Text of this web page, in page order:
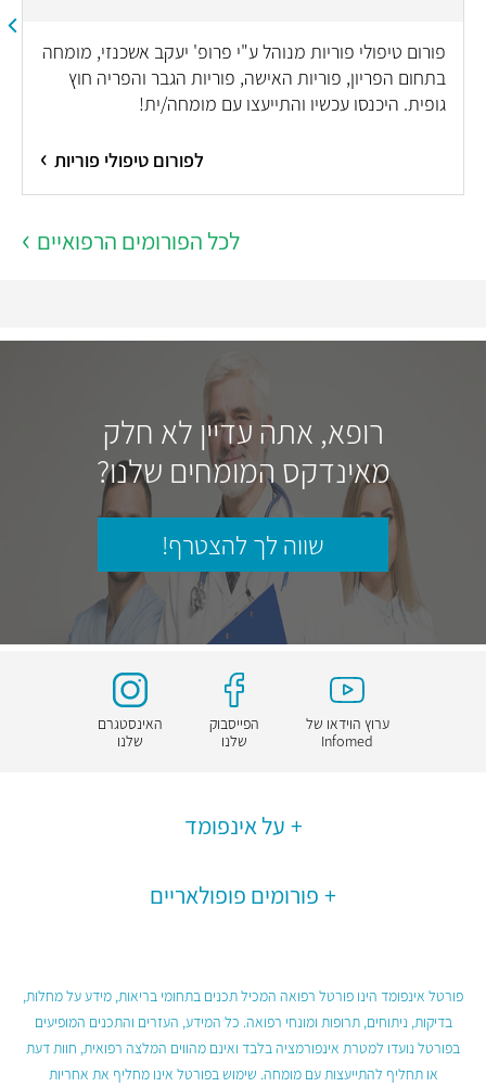
פורום טיפולי פוריות מנוהל ע"י פרופ' יעקב אשכנזי, מומחה
בתחום הפריון, פוריות האישה, פוריות הגבר והפריה חוץ
גופית. היכנסו עכשיו והתייעצו עם מומחה/ית!
לפורום טיפולי פוריות
לכל הפורומים הרפואיים
רופא, אתה עדיין לא חלק
מאינדקס המומחים שלנו?
שווה לך להצטרף!
ערוץ הוידאו של
Infomed
הפייסבוק
שלנו
האינסטגרם
שלנו
על אינפומד
פורומים פופולאריים
פורטל אינפומד הינו פורטל רפואה המכיל תכנים בתחומי בריאות, מידע על מחלות,
בדיקות, ניתוחים, תרופות ומונחי רפואה. כל המידע, העזרים והתכנים המופיעים
בפורטל נועדו למטרת אינפורמציה בלבד ואינם מהווים המלצה רפואית, חוות דעת
או תחליף להתייעצות עם מומחה. שימוש בפורטל אינו מחליף את אחריות